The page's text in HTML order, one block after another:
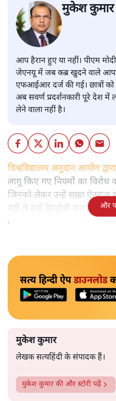
मुकेश कुमार
आप हैरान हुए या नहीं। पीएम
जेएनयू में जब कब्र खुदने वाले
एफआईआर दर्ज की गई। छात्रों को
अब सवर्ण प्रदर्शनकारी पूरे देश में
लेने वाला नहीं है।
विश्वविद्यालय अनुदान आयोग
लागू किए गए नियमों का
जिनको लेकर उन्हें सख़्त ऐतराज़
नहीं वे उन्हें देशद्रोही करार
बाहर चले जाने को कह रहे थे।
और
सत्य हिन्दी ऐपडाउनलोड
मुकेश कुमार
लेखक सत्यहिंदी के संपादक हैं।
मुकेश कुमार की और स्टोरी पढ़ें